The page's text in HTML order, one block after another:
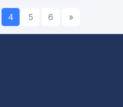
4 5 6 »